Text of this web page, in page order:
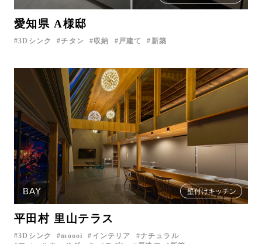
愛知県 A様邸
3Dシンク チタン 収納 戸建て 新築
BAY 壁付けキッチン
平田村 里山テラス
3Dシンク moooi インテリア
ナチュラル